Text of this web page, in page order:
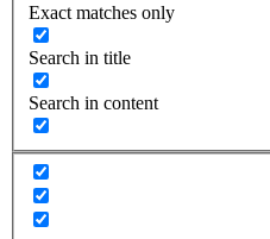
Exact matches only
Search in title
Search in content